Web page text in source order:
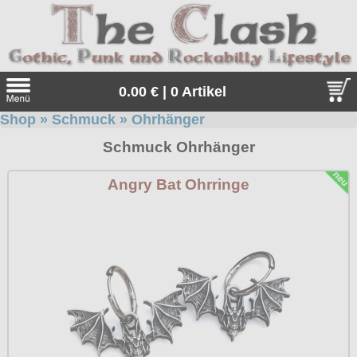
0.00 € | 0 Artikel
Sonderangebote
Geschenketipps
Gratis
Kleidung/Gothic
alle Artikel
Girlblusen
Punkrock
Shop » Schmuck » Ohrhänger
Schmuck Ohrhänger
Angry Bat Ohrringe